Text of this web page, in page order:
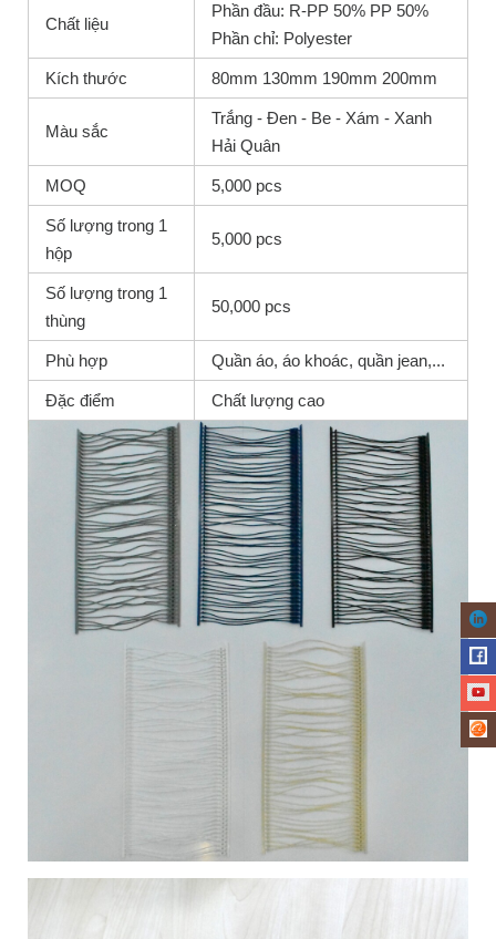
Chất liệu
Phần đầu: R-PP 50% PP 50%
Phần chỉ: Polyester
Kích thước 80mm 130mm 190mm 200mm
Màu sắc
Trắng - Đen - Be - Xám - Xanh
Hải Quân
MOQ 5,000 pcs
Số lượng trong 1
hộp
5,000 pcs
Số lượng trong 1
thùng
50,000 pcs
Phù hợp Quần áo, áo khoác, quần jean,...
Đặc điểm Chất lượng cao